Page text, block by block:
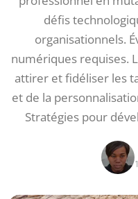
défis
organisationnels.
numériques requises.
attirer et fidéliser les
et de la
Stratégies pour